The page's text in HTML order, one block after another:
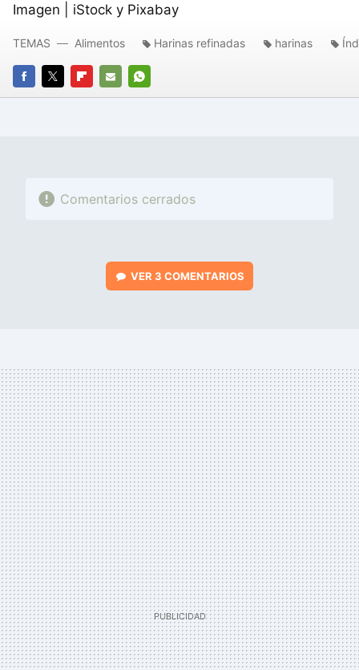
Imagen | iStock y Pixabay
FACEBOOK
TWITTERFLIPBOARD
E-
WHATSAPP
TEMAS Alimentos Harinas refinadas harinas
Comentarios cerrados
VER 3 COMENTARIOS